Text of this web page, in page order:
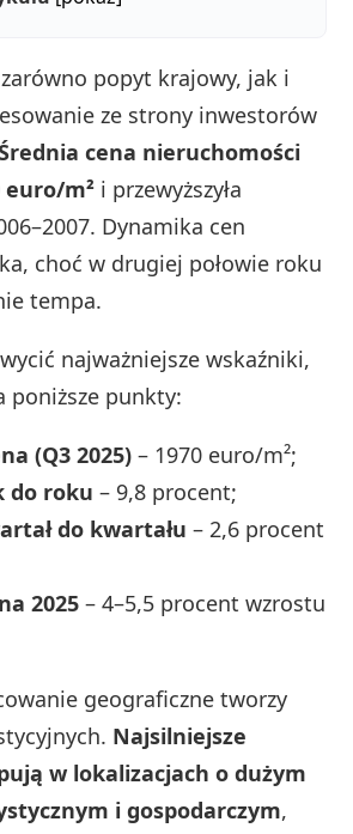
popyt krajowy, jak i
ze strony inwestorów
cena nieruchomości
euro/m² i przewyższyła
Dynamika cen
choć w drugiej połowie roku
tempa.
najważniejsze wskaźniki,
poniższe punkty:
(Q3 2025) – 1970 euro/m²;
do roku – 9,8 procent;
do kwartału – 2,6 procent
2025 – 4–5,5 procent wzrostu
geograficzne tworzy
Najsilniejsze
w lokalizacjach o dużym
i gospodarczym,